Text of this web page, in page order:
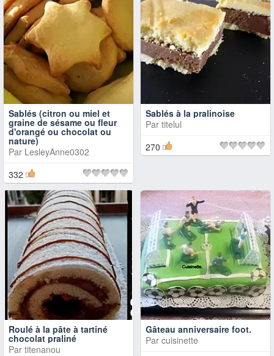
Sablés (citron ou miel et
graine de sésame ou fleur
d'orangé ou chocolat ou
nature)
Par LesleyAnne0302
332
Sablés à la pralinoise
Par titelul
270
Roulé à la pâte à tartiné
chocolat praliné
Par titenanou
Gâteau anniversaire foot.
Par cuisinette